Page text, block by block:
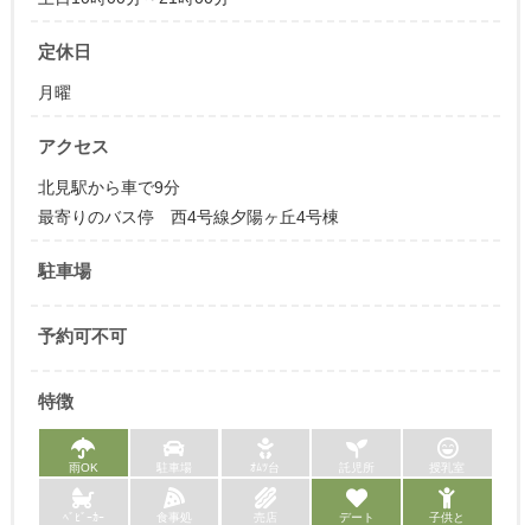
定休日
月曜
アクセス
北見駅から車で9分
最寄りのバス停 西4号線夕陽ヶ丘4号棟
駐車場
予約可不可
特徴
雨OK 駐車場 ｵﾑﾂ台 託児所 授乳室
ﾍﾞﾋﾞｰｶｰ 食事処 売店 デート 子供と